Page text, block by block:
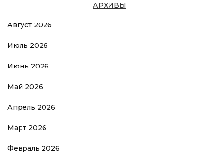
АРХИВЫ
Август 2026
Июль 2026
Июнь 2026
Май 2026
Апрель 2026
Март 2026
Февраль 2026